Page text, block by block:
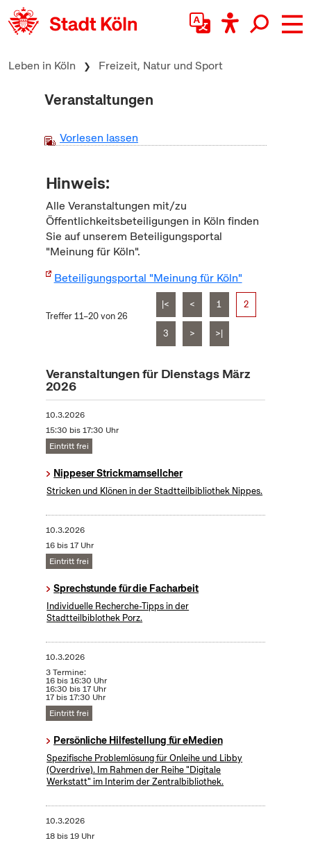
zum Inhalt springen
Leben in Köln Freizeit, Natur und Sport
Veranstaltungen
Vorlesen lassen
Hinweis:
Alle Veranstaltungen mit/zu
Öffentlichkeitsbeteiligungen in Köln finden
Sie auf unserem Beteiligungsportal
"Meinung für Köln".
Beteiligungsportal "Meinung für Köln"
Treffer 11–20 von 26
|< < 1 2
3 > >|
Veranstaltungen für Dienstags März
2026
10.3.2026
15:30 bis 17:30 Uhr
Eintritt frei
Nippeser Strickmamsellcher
Stricken und Klönen in der Stadtteilbibliothek Nippes.
10.3.2026
16 bis 17 Uhr
Eintritt frei
Sprechstunde für die Facharbeit
Individuelle Recherche-Tipps in der
Stadtteilbiblothek Porz.
10.3.2026
3 Termine:
16 bis 16:30 Uhr
16:30 bis 17 Uhr
17 bis 17:30 Uhr
Eintritt frei
Persönliche Hilfestellung für eMedien
Spezifische Problemlösung für Onleihe und Libby
(Overdrive). Im Rahmen der Reihe "Digitale
Werkstatt" im Interim der Zentralbibliothek​.
10.3.2026
18 bis 19 Uhr